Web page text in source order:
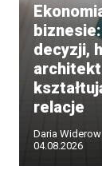
decyzji,
relacje
Daria
04.08.2026